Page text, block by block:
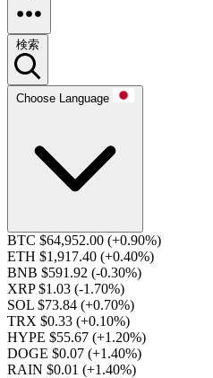
検索
Choose Language
BTC $64,952.00 (+0.90%)
ETH $1,917.40 (+0.40%)
BNB $591.92 (-0.30%)
XRP $1.03 (-1.70%)
SOL $73.84 (+0.70%)
TRX $0.33 (+0.10%)
HYPE $55.67 (+1.20%)
DOGE $0.07 (+1.40%)
RAIN $0.01 (+1.40%)